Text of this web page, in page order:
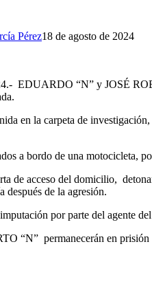
Pérez18 de agosto de 2024
EDUARDO “N” y JOSÉ
en la carpeta de
a bordo de una motocicleta,
de acceso del domicilio,
después de la agresión.
por parte del agente
“N” permanecerán en prisión